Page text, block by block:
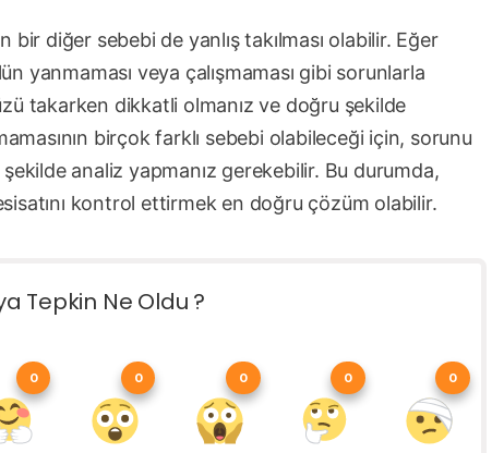
bir diğer sebebi de yanlış takılması olabilir. Eğer
yanmaması veya çalışmaması gibi sorunlarla
takarken dikkatli olmanız ve doğru şekilde
birçok farklı sebebi olabileceği için, sorunu
analiz yapmanız gerekebilir. Bu durumda,
kontrol ettirmek en doğru çözüm olabilir.
Tepkin Ne Oldu ?
0 0 0 0 0